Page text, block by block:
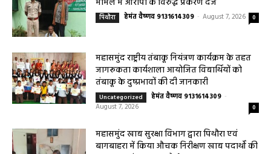
पिथौरा हेमंत वैष्णव 9131614309 - August 7, 2026
महासमुंद राष्ट्रीय तंबाकू नियंत्रण कार्यक्रम के तहत
जागरूकता कार्यशाला आयोजित विद्यार्थियों को
Uncategorized हेमंत वैष्णव 9131614309
August 7, 2026
0